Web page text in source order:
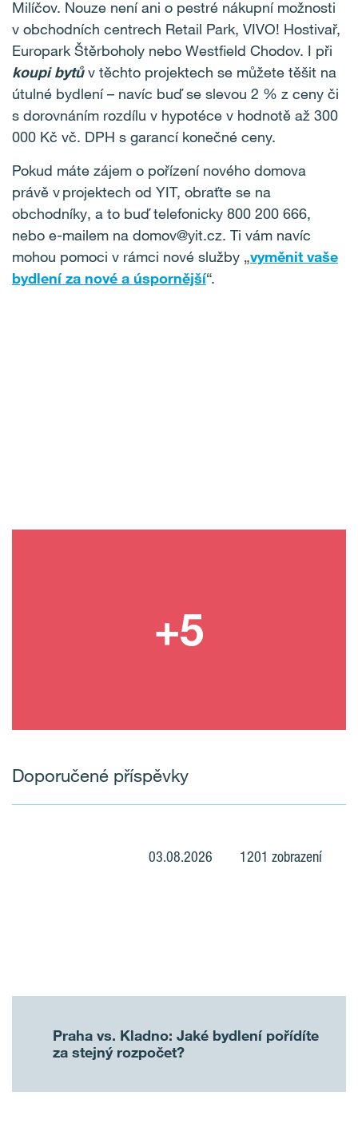
Milíčov. Nouze není ani o pestré nákupní možnosti
v obchodních centrech Retail Park, VIVO! Hostivař,
Europark Štěrboholy nebo Westfield Chodov. I při
koupi bytův těchto projektech se můžete těšit na
útulné bydlení – navíc buď se slevou 2 % z ceny či
s dorovnáním rozdílu v hypotéce v hodnotě až 300
000 Kč vč. DPH s garancí konečné ceny.
Pokud máte zájem o pořízení nového domova
právě v projektech od YIT, obraťte se na
obchodníky, a to buď telefonicky 800 200 666,
nebo e-mailem na domov@yit.cz. Ti vám navíc
mohou pomoci v rámci nové služby „vyměnit vaše
bydlení za nové a úspornější“.
Doporučené příspěvky
03.08.2026 1201 zobrazení
Praha vs. Kladno: Jaké bydlení pořídíte
za stejný rozpočet?